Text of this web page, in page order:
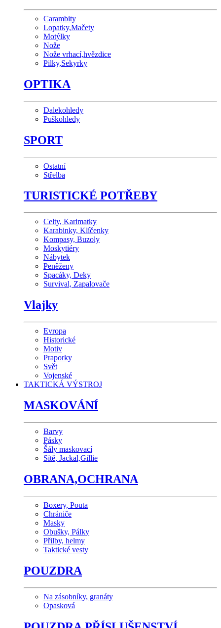
Carambity
Lopatky,Mačety
Motýlky
Nože
Nože vrhací,hvězdice
Pilky,Sekyrky
OPTIKA
Dalekohledy
Puškohledy
SPORT
Ostatní
Střelba
TURISTICKÉ POTŘEBY
Celty, Karimatky
Karabinky, Klíčenky
Kompasy, Buzoly
Moskytiéry
Nábytek
Peněženy
Spacáky, Deky
Survival, Zapalovače
Vlajky
Evropa
Historické
Motiv
Praporky
Svět
Vojenské
TAKTICKÁ VÝSTROJ
MASKOVÁNÍ
Barvy
Pásky
Šály maskovací
Sítě, Jackal,Gillie
OBRANA,OCHRANA
Boxery, Pouta
Chrániče
Masky
Obušky, Pálky
Přilby, helmy
Taktické vesty
POUZDRA
Na zásobníky, granáty
Opasková